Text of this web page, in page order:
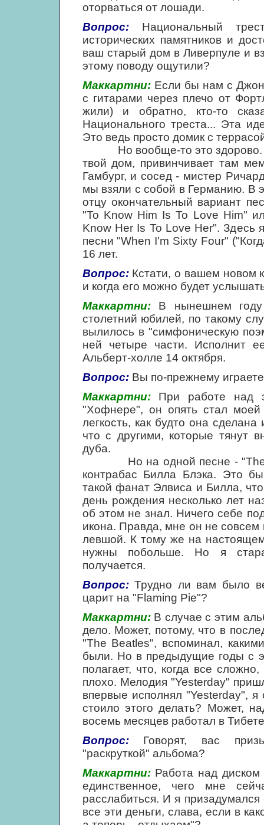
оторваться от лошади.
Вопрос:Национальный
исторических памятников и
ваш старый дом в Ливерпуле и
этому поводу ощутили?
Маккартни:Если бы нам с
с гитарами через плечо от
жили) и обратно, кто-то
Национального треста... Эта
Это ведь просто домик с
Но вообще-то это здорово.
твой дом, привинчивает там
Гамбург, и сосед - мистер
мы взяли с собой в Германию. В
отцу окончательный вариант
"To Know Him Is To Love Him"
Know Her Is To Love Her".
песни "When I'm Sixty Four"
16 лет.
Вопрос:Кстати, о вашем новом
и когда его можно будет
Маккартни:В нынешнем году
столетний юбилей, по такому
вылилось в "симфоническую
ней четыре части. Исполнит
Альберт-холле 14 октября.
Вопрос:Вы по-прежнему
Маккартни:При работе над
"Хофнере", он опять стал
легкость, как будто она
что с другими, которые тянут
дуба.
Но на одной песне - "The
контрабас Билла Блэка. Это
такой фанат Элвиса и Билла,
день рождения несколько лет
об этом не знал. Ничего себе
икона. Правда, мне он не
левшой. К тому же на
нужны побольше. Но я
получается.
Вопрос:Трудно ли вам было
царит на "Flaming Pie"?
Маккартни:В случае с этим
дело. Может, потому, что в
"The Beatles", вспоминал,
были. Но в предыдущие годы с
полагает, что, когда все
плохо. Мелодия "Yesterday"
впервые исполнял "Yesterday",
стоило этого делать? Может,
восемь месяцев работал в
Вопрос:Говорят, вас
"раскруткой" альбома?
Маккартни:Работа над диском
единственное, чего мне
расслабиться. И я
все эти деньги, слава, если в